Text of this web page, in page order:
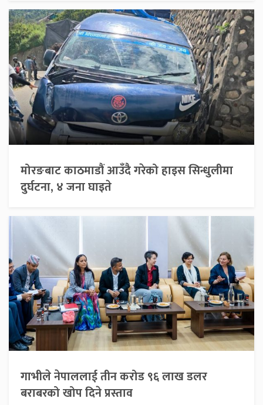
मोरङबाट काठमाडौं आउँदै गरेको हाइस सिन्धुलीमा
दुर्घटना, ४ जना घाइते
गाभीले नेपाललाई तीन करोड ९६ लाख डलर
बराबरको खोप दिने प्रस्ताव